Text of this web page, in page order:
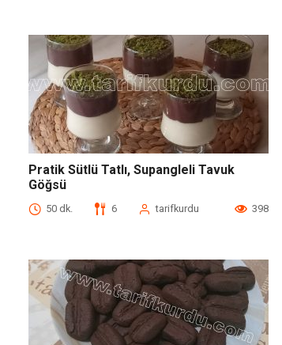
Pratik Sütlü Tatlı, Supangleli Tavuk
Göğsü
50 dk. 6 tarifkurdu 398